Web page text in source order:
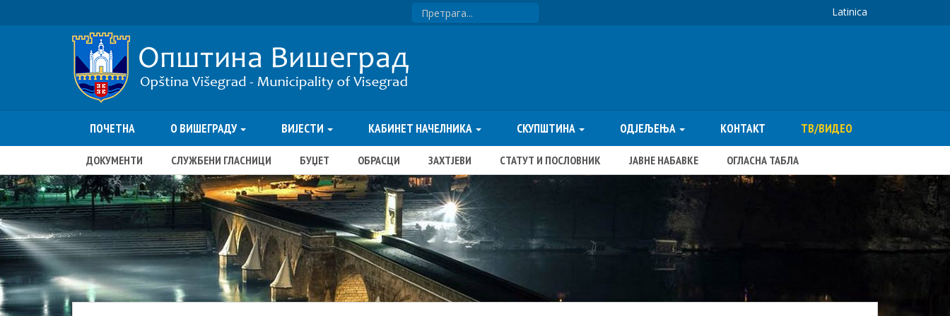
Latinica
ПОЧЕТНА О ВИШЕГРАДУ ВИЈЕСТИ КАБИНЕТ НАЧЕЛНИКА СКУПШТИНА ОДЈЕЉЕЊА КОНТАКТ ТВ/ВИДЕО
ДОКУМЕНТИ СЛУЖБЕНИ ГЛАСНИЦИ БУЏЕТ ОБРАСЦИ ЗАХТЈЕВИ СТАТУТ И ПОСЛОВНИК ЈАВНЕ НАБАВКЕ ОГЛАСНА ТАБЛА